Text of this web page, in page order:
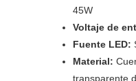
45W
Voltaje de
Fuente LED:
Material:
transparente